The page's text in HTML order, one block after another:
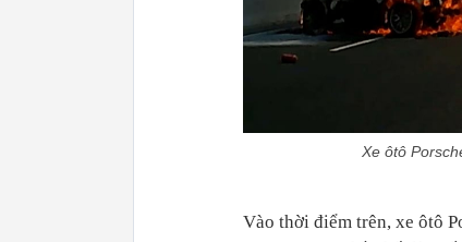
Xe ôtô
Vào thời điểm trên, xe ôtô